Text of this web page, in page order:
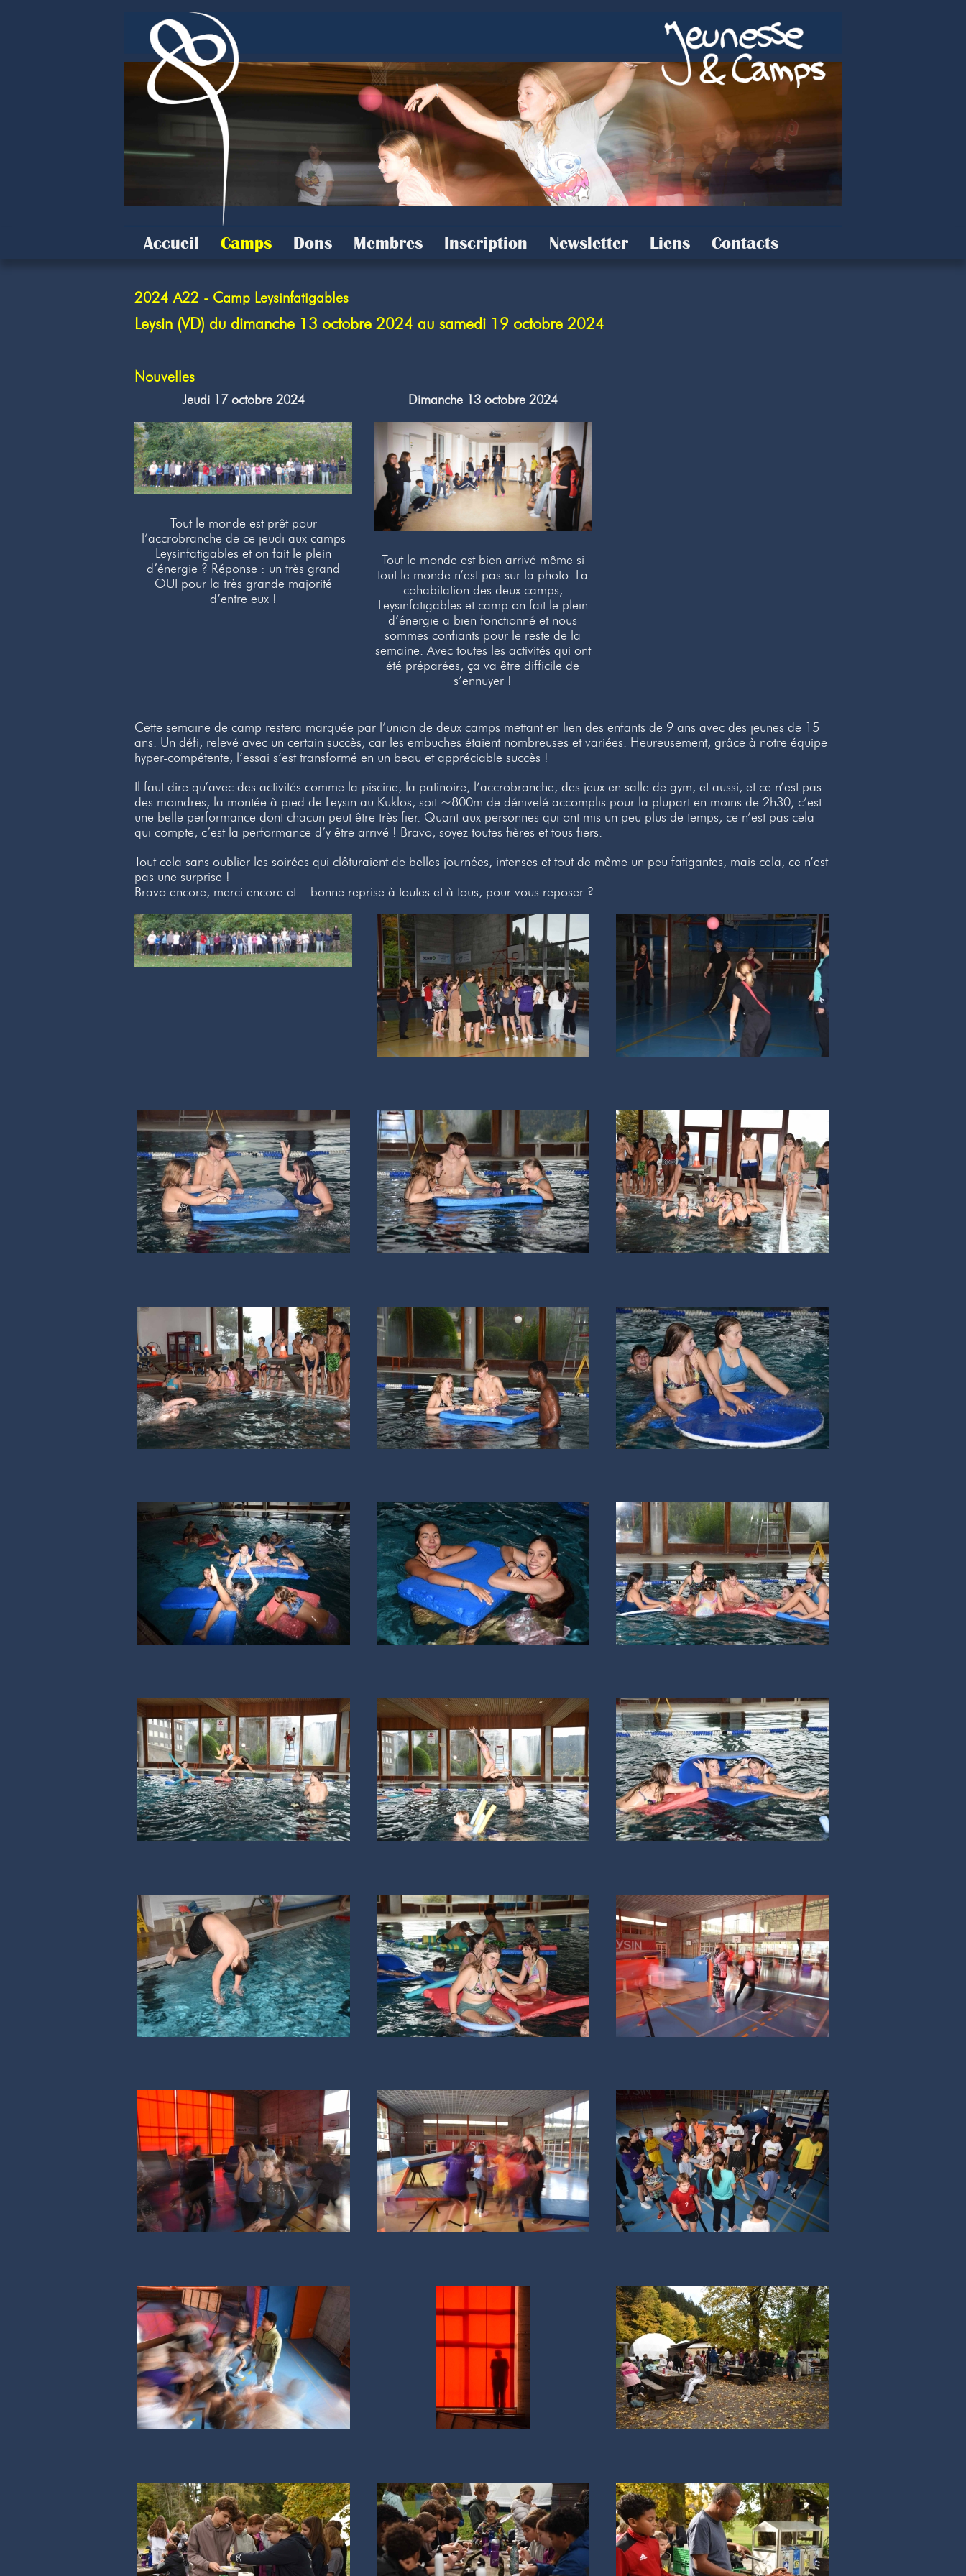
Accueil Camps Dons Membres Inscription Newsletter Liens Contacts
2024 A22 - Camp Leysinfatigables
Leysin (VD) du dimanche 13 octobre 2024 au samedi 19 octobre 2024
Nouvelles
Jeudi 17 octobre 2024
Tout le monde est prêt pour
l’accrobranche de ce jeudi aux camps
Leysinfatigables et on fait le plein
d’énergie ? Réponse : un très grand
OUI pour la très grande majorité
d’entre eux !
Dimanche 13 octobre 2024
Tout le monde est bien arrivé même si
tout le monde n’est pas sur la photo. La
cohabitation des deux camps,
Leysinfatigables et camp on fait le plein
d’énergie a bien fonctionné et nous
sommes confiants pour le reste de la
semaine. Avec toutes les activités qui ont
été préparées, ça va être difficile de
s’ennuyer !
Cette semaine de camp restera marquée par l’union de deux camps mettant en lien des enfants de 9 ans avec des jeunes de 15
ans. Un défi, relevé avec un certain succès, car les embuches étaient nombreuses et variées. Heureusement, grâce à notre équipe
hyper-compétente, l’essai s’est transformé en un beau et appréciable succès !
Il faut dire qu’avec des activités comme la piscine, la patinoire, l’accrobranche, des jeux en salle de gym, et aussi, et ce n’est pas
des moindres, la montée à pied de Leysin au Kuklos, soit ~800m de dénivelé accomplis pour la plupart en moins de 2h30, c’est
une belle performance dont chacun peut être très fier. Quant aux personnes qui ont mis un peu plus de temps, ce n’est pas cela
qui compte, c’est la performance d’y être arrivé ! Bravo, soyez toutes fières et tous fiers.
Tout cela sans oublier les soirées qui clôturaient de belles journées, intenses et tout de même un peu fatigantes, mais cela, ce n’est
pas une surprise !
Bravo encore, merci encore et... bonne reprise à toutes et à tous, pour vous reposer ?